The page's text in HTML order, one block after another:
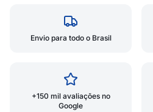
Envio para todo o Brasil
+150 mil avaliações no
Google